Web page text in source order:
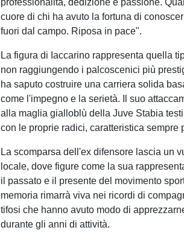
professionalità, dedizione e passione.
cuore di chi ha avuto la fortuna di
fuori dal campo. Riposa in pace".
La figura di Iaccarino rappresenta quella
non raggiungendo i palcoscenici più
ha saputo costruire una carriera solida
come l'impegno e la serietà. Il suo
alla maglia gialloblù della Juve Stabia
con le proprie radici, caratteristica sempre
La scomparsa dell'ex difensore lascia un
locale, dove figure come la sua
il passato e il presente del movimento
memoria rimarrà viva nei ricordi di
tifosi che hanno avuto modo di
durante gli anni di attività.